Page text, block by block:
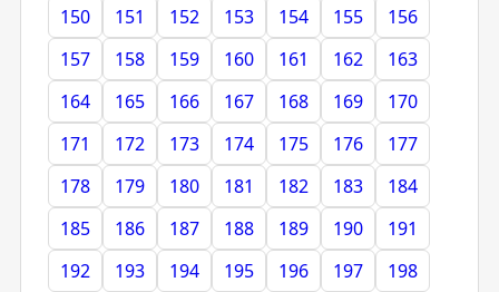
150
151 152 153 154 155
156
157
158 159 160 161 162
163
164
165 166 167 168 169
170
171
172 173 174 175 176
177
178
179 180 181 182 183
184
185
186 187 188 189 190
191
192
193 194 195 196 197
198